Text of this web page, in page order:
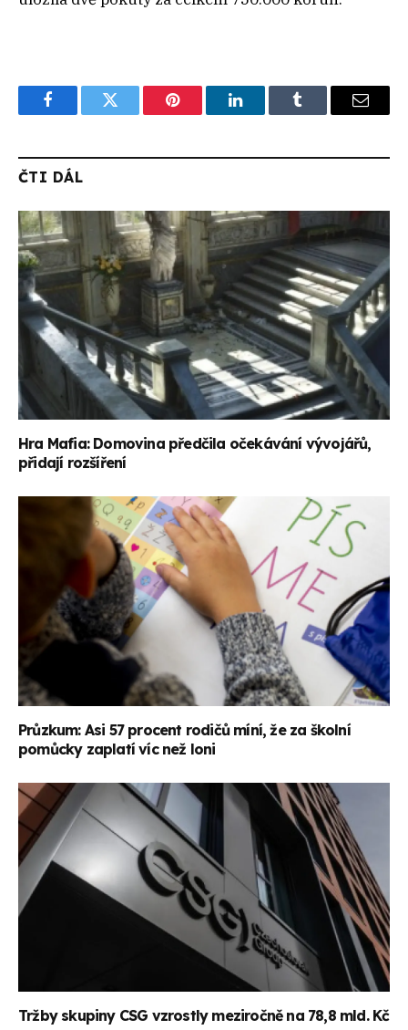
FacebookTwitter Pinterest LinkedInTumblr Email
ČTI DÁL
Hra Mafia: Domovina předčila očekávání vývojářů,
přidají rozšíření
Průzkum: Asi 57 procent rodičů míní, že za školní
pomůcky zaplatí víc než loni
Tržby skupiny CSG vzrostly meziročně na 78,8 mld. Kč